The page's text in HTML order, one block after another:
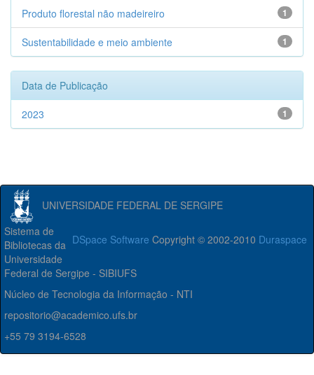
1
Produto florestal não madeireiro
1
Sustentabilidade e meio ambiente
Data de Publicação
1
2023
UNIVERSIDADE FEDERAL DE SERGIPE
DSpace Software Copyright © 2002-2010 Duraspace
Sistema de
Bibliotecas da
Universidade
Federal de Sergipe - SIBIUFS
Núcleo de Tecnologia da Informação - NTI
repositorio@academico.ufs.br
+55 79 3194-6528